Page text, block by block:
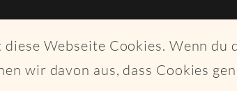
Webseite Cookies. Wenn du
wir davon aus, dass Cookies